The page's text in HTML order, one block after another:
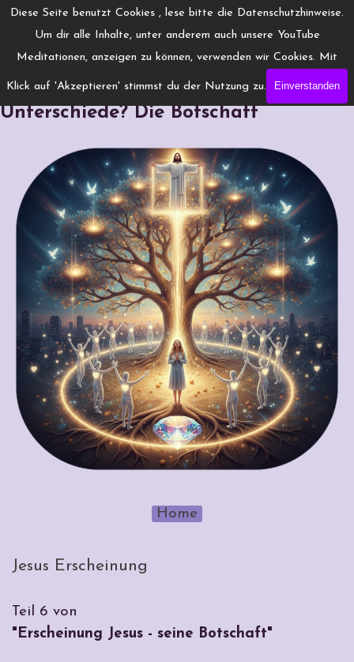
Diese Seite benutzt Cookies , lese bitte die Datenschutzhinweise.
Um dir alle Inhalte, unter anderem auch unsere YouTube
Meditationen, anzeigen zu können, verwenden wir Cookies. Mit
Klick auf 'Akzeptieren' stimmst du der Nutzung zu. Einverstanden
Direkt zum Seiteninhalt
www.Engelchanneling.de
Menü überspringen
Jesus über Liebe & Ego: Macht Liebe
Unterschiede? Die Botschaft
Home
Jesus Erscheinung
Teil 6 von
"Erscheinung Jesus - seine Botschaft"